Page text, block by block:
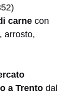
carne con
arrosto,
a Trento dal